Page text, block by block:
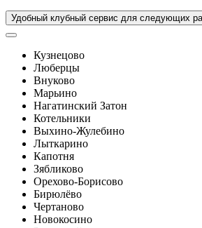
Удобный клубный сервис для следующих
Кузнецово
Люберцы
Внуково
Марьино
Нагатинский Затон
Котельники
Выхино-Жулебино
Лыткарино
Капотня
Зябликово
Орехово-Борисово
Бирюлёво
Чертаново
Новокосино